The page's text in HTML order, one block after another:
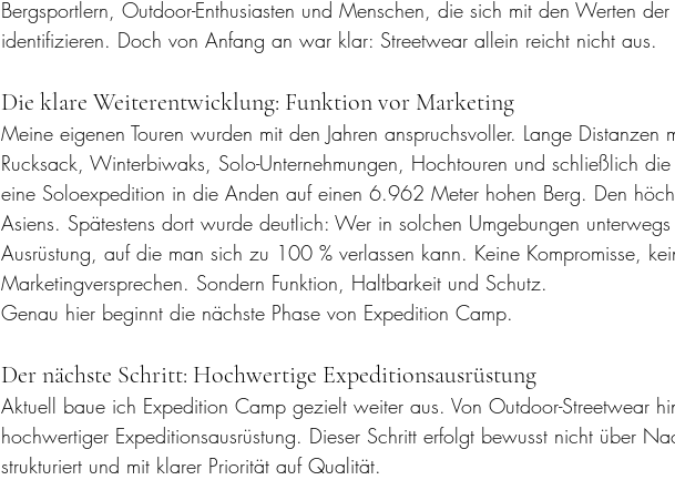
Bergsportlern, Outdoor-Enthusiasten und Menschen, die sich mit den Werten
identifizieren. Doch von Anfang an war klar: Streetwear allein reicht nicht aus.
Die klare Weiterentwicklung: Funktion vor Marketing
Meine eigenen Touren wurden mit den Jahren anspruchsvoller. Lange Distanzen
Rucksack, Winterbiwaks, Solo-Unternehmungen, Hochtouren und schließlich
eine Soloexpedition in die Anden auf einen 6.962 Meter hohen Berg. Den
Asiens. Spätestens dort wurde deutlich: Wer in solchen Umgebungen
Ausrüstung, auf die man sich zu 100 % verlassen kann. Keine Kompromisse,
Marketingversprechen. Sondern Funktion, Haltbarkeit und Schutz.
Genau hier beginnt die nächste Phase von Expedition Camp.
Der nächste Schritt: Hochwertige Expeditionsausrüstung
Aktuell baue ich Expedition Camp gezielt weiter aus. Von Outdoor-Streetwear
hochwertiger Expeditionsausrüstung. Dieser Schritt erfolgt bewusst nicht über
strukturiert und mit klarer Priorität auf Qualität.